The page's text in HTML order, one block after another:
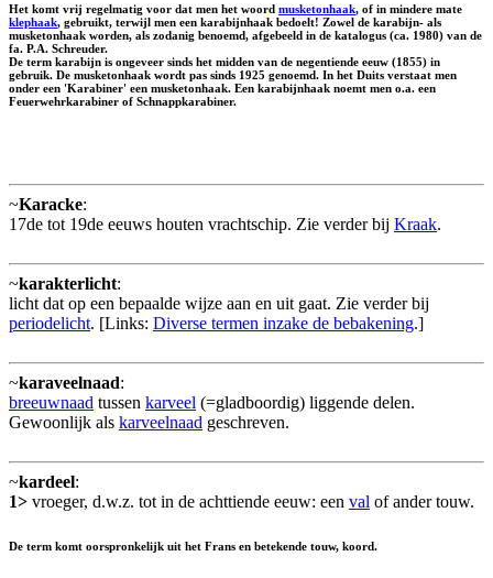
Het komt vrij regelmatig voor dat men het woord musketonhaak, of in mindere mate
klephaak, gebruikt, terwijl men een karabijnhaak bedoelt! Zowel de karabijn- als
musketonhaak worden, als zodanig benoemd, afgebeeld in de katalogus (ca. 1980) van de
fa. P.A. Schreuder.
De term karabijn is ongeveer sinds het midden van de negentiende eeuw (1855) in
gebruik. De musketonhaak wordt pas sinds 1925 genoemd. In het Duits verstaat men
onder een 'Karabiner' een musketonhaak. Een karabijnhaak noemt men o.a. een
Feuerwehrkarabiner of Schnappkarabiner.
~Karacke:
17de tot 19de eeuws houten vrachtschip. Zie verder bij Kraak.
~karakterlicht:
licht dat op een bepaalde wijze aan en uit gaat. Zie verder bij
periodelicht. [Links: Diverse termen inzake de bebakening.]
~karaveelnaad:
breeuwnaad tussen karveel (=gladboordig) liggende delen.
Gewoonlijk als karveelnaad geschreven.
~kardeel:
1> vroeger, d.w.z. tot in de achttiende eeuw: een val of ander touw.
De term komt oorspronkelijk uit het Frans en betekende touw, koord.